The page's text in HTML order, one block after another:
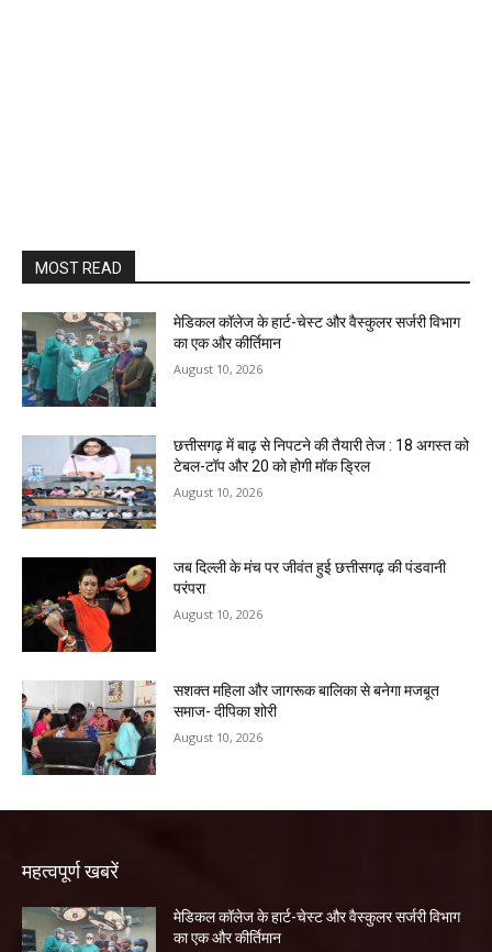
MOST READ
​मेडिकल कॉलेज के हार्ट-चेस्ट और वैस्कुलर सर्जरी विभाग
का एक और कीर्तिमान
August 10, 2026
छत्तीसगढ़ में बाढ़ से निपटने की तैयारी तेज : 18 अगस्त को
टेबल-टॉप और 20 को होगी मॉक ड्रिल
August 10, 2026
जब दिल्ली के मंच पर जीवंत हुई छत्तीसगढ़ की पंडवानी
परंपरा
August 10, 2026
सशक्त महिला और जागरूक बालिका से बनेगा मजबूत
समाज- दीपिका शोरी
August 10, 2026
महत्वपूर्ण खबरें
​मेडिकल कॉलेज के हार्ट-चेस्ट और वैस्कुलर सर्जरी विभाग
का एक और कीर्तिमान